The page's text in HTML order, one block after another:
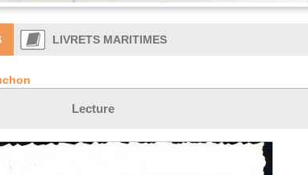
LIVRETS MARITIMES
Lecture